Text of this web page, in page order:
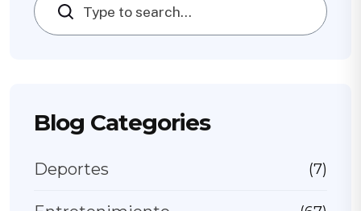
Search
Blog Categories
Deportes (7)